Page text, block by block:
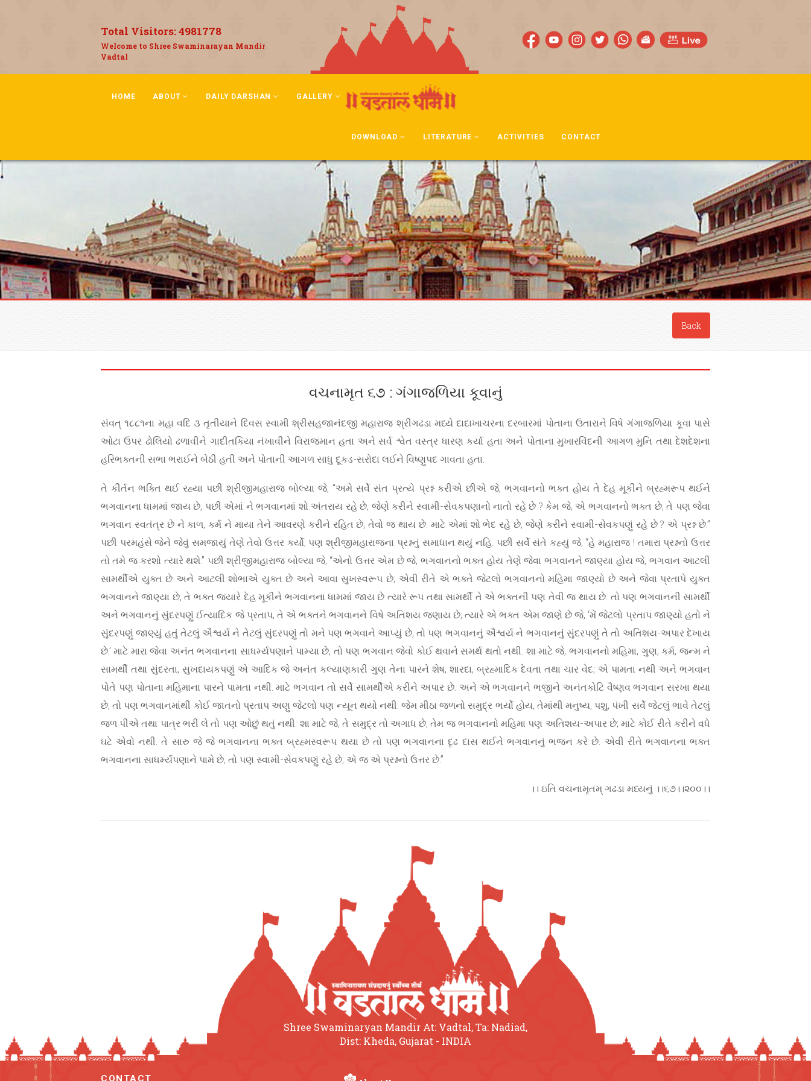
Total Visitors:4981778
Welcome to Shree Swaminarayan Mandir
Vadtal
HOME ABOUT DAILY DARSHAN GALLERY
DOWNLOAD LITERATURE ACTIVITIES CONTACT
Back
વચનામૃત ૬૭ : ગંગાજળિયા કૂવાનું
સંવત્ ૧૮૮૧ના મહા વદિ ૩ તૃતીયાને દિવસ સ્વામી શ્રીસહજાનંદજી મહારાજ શ્રીગઢડા મધ્યે દાદાખાચરના દરબારમાં પોતાના ઉતારાને વિષે ગંગાજળિયા કૂવા પાસે
ઓટા ઉપર ઢોલિયો ઢળાવીને ગાદીતકિયા નંખાવીને વિરાજમાન હતા અને સર્વ શ્વેત વસ્ત્ર ધારણ કર્યા હતા અને પોતાના મુખારવિંદની આગળ મુનિ તથા દેશદેશના
હરિભક્તની સભા ભરાઈને બેઠી હતી અને પોતાની આગળ સાધુ દૂકડ-સરોદા લઈને વિષ્ણુપદ ગાવતા હતા.
તે કીર્તન ભક્તિ થઈ રહ્યા પછી શ્રીજીમહારાજ બોલ્યા જે, “અમે સર્વે સંત પ્રત્યે પ્રશ્ન કરીએ છીએ જે, ભગવાનનો ભક્ત હોય તે દેહ મૂકીને બ્રહ્મરૂપ થઈને
ભગવાનના ધામમાં જાય છે, પછી એમાં ને ભગવાનમાં શો અંતરાય રહે છે, જેણે કરીને સ્વામી-સેવકપણાનો નાતો રહે છે ? કેમ જે, એ ભગવાનનો ભક્ત છે, તે પણ જેવા
ભગવાન સ્વતંત્ર છે ને કાળ, કર્મ ને માયા તેને આવરણે કરીને રહિત છે, તેવો જ થાય છે. માટે એમાં શો ભેદ રહે છે, જેણે કરીને સ્વામી-સેવકપણું રહે છે ? એ પ્રશ્ન છે.”
પછી પરમહંસે જેને જેવું સમજાયું તેણે તેવો ઉત્તર કર્યો, પણ શ્રીજીમહારાજના પ્રશ્નનું સમાધાન થયું નહિ. પછી સર્વે સંતે કહ્યું જે, “હે મહારાજ ! તમારા પ્રશ્નનો ઉત્તર
તો તમે જ કરશો ત્યારે થશે.” પછી શ્રીજીમહારાજ બોલ્યા જે, “એનો ઉત્તર એમ છે જે, ભગવાનનો ભક્ત હોય તેણે જેવા ભગવાનને જાણ્યા હોય જે, ભગવાન આટલી
સામર્થીએ યુક્ત છે અને આટલી શોભાએ યુક્ત છે અને આવા સુખસ્વરૂપ છે; એવી રીતે એ ભક્તે જેટલો ભગવાનનો મહિમા જાણ્યો છે અને જેવા પ્રતાપે યુક્ત
ભગવાનને જાણ્યા છે, તે ભક્ત જ્યારે દેહ મૂકીને ભગવાનના ધામમાં જાય છે ત્યારે રૂપ તથા સામર્થી તે એ ભક્તની પણ તેવી જ થાય છે. તો પણ ભગવાનની સામર્થી
અને ભગવાનનું સુંદરપણું ઈત્યાદિક જે પ્રતાપ, તે એ ભક્તને ભગવાનને વિષે અતિશય જણાય છે; ત્યારે એ ભક્ત એમ જાણે છે જે, ‘મેં જેટલો પ્રતાપ જાણ્યો હતો ને
સુંદરપણું જાણ્યું હતું તેટલું ઐશ્વર્ય ને તેટલું સુંદરપણું તો મને પણ ભગવાને આપ્યું છે, તો પણ ભગવાનનું ઐશ્વર્ય ને ભગવાનનું સુંદરપણું તે તો અતિશય-અપાર દેખાય
છે.’ માટે મારા જેવા અનંત ભગવાનના સાધર્મ્યપણાને પામ્યા છે, તો પણ ભગવાન જેવો કોઈ થવાને સમર્થ થતો નથી. શા માટે જે, ભગવાનનો મહિમા, ગુણ, કર્મ, જન્મ ને
સામર્થી તથા સુંદરતા, સુખદાયકપણું એ આદિક જે અનંત કલ્યાણકારી ગુણ તેના પારને શેષ, શારદા, બ્રહ્માદિક દેવતા તથા ચાર વેદ; એ પામતા નથી અને ભગવાન
પોતે પણ પોતાના મહિમાના પારને પામતા નથી. માટે ભગવાન તો સર્વે સામર્થીએ કરીને અપાર છે. અને એ ભગવાનને ભજીને અનંતકોટિ વૈષ્ણવ ભગવાન સરખા થયા
છે, તો પણ ભગવાનમાંથી કોઈ જાતનો પ્રતાપ અણુ જેટલો પણ ન્યૂન થયો નથી. જેમ મીઠા જળનો સમુદ્ર ભર્યો હોય, તેમાંથી મનુષ્ય, પશુ, પંખી સર્વે જેટલું ભાવે તેટલું
જળ પીએ તથા પાત્ર ભરી લે તો પણ ઓછું થતું નથી. શા માટે જે, તે સમુદ્ર તો અગાધ છે, તેમ જ ભગવાનનો મહિમા પણ અતિશય-અપાર છે; માટે કોઈ રીતે કરીને વધે
ઘટે એવો નથી. તે સારુ જે જે ભગવાનના ભક્ત બ્રહ્મસ્વરૂપ થયા છે તો પણ ભગવાનના દૃઢ દાસ થઈને ભગવાનનું ભજન કરે છે. એવી રીતે ભગવાનના ભક્ત
ભગવાનના સાધર્મ્યપણાને પામે છે, તો પણ સ્વામી-સેવકપણું રહે છે; એ જ એ પ્રશ્નનો ઉત્તર છે.”
।। ઇતિ વચનામૃતમ્ ગઢડા મધ્યનું ।।૬૭।।૨૦૦।।
Shree Swaminaryan Mandir At: Vadtal, Ta: Nadiad,
Dist: Kheda, Gujarat - INDIA
CONTACT